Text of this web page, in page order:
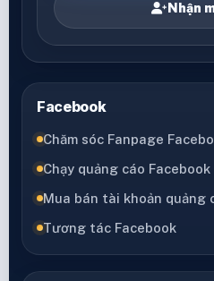
Nhận
Facebook
Chăm sóc Fanpage
Chạy quảng cáo Facebook
Mua bán tài khoản quảng
Tương tác Facebook